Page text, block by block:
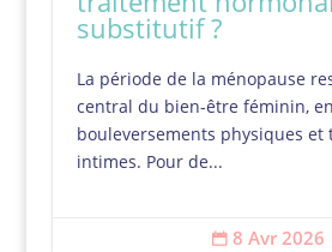
substitutif ?
La période de la ménopause
central du bien-être féminin,
bouleversements physiques et
intimes. Pour de...
 8 Avr 2026